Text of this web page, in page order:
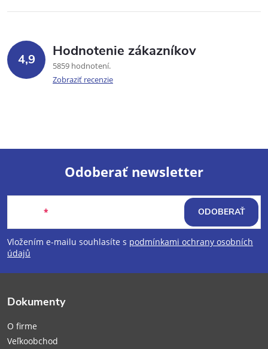
4,9 Hodnotenie zákazníkov
5859 hodnotení
Zobraziť recenzie
Z
á
p
Odoberať newsletter
Vložením e-mailu souhlasíte s podmínkami ochrany osobních
údajů
ODOBERAŤ
Dokumenty
O firme
Veľkoobchod